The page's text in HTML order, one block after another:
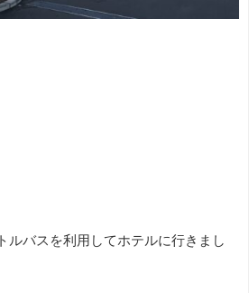
ルバスを利用してホテルに行きまし